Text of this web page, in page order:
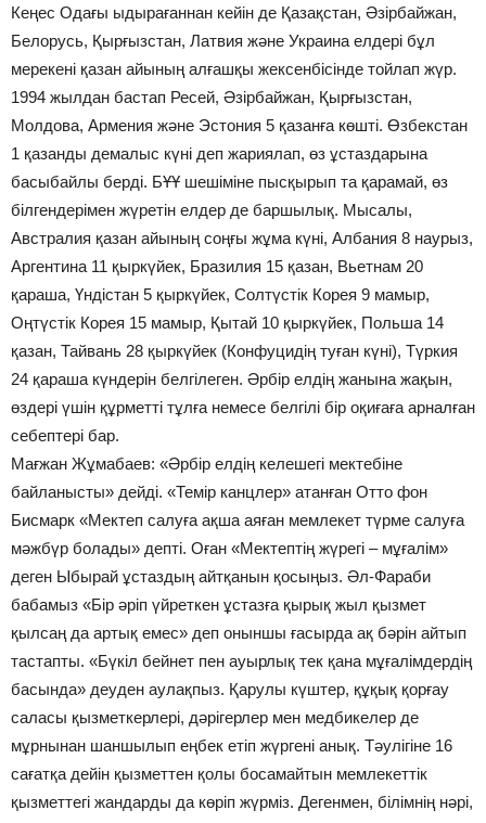
Кеңес Одағы ыдырағаннан кейін де Қазақстан, Әзірбайжан,
Белорусь, Қырғызстан, Латвия және Украина елдері бұл
мерекені қазан айының алғашқы жексенбісінде тойлап жүр.
1994 жылдан бастап Ресей, Әзірбайжан, Қырғызстан,
Молдова, Армения және Эстония 5 қазанға көшті. Өзбекстан
1 қазанды демалыс күні деп жариялап, өз ұстаздарына
басыбайлы берді. БҰҰ шешіміне пысқырып та қарамай, өз
білгендерімен жүретін елдер де баршылық. Мысалы,
Австралия қазан айының соңғы жұма күні, Албания 8 наурыз,
Аргентина 11 қыркүйек, Бразилия 15 қазан, Вьетнам 20
қараша, Үндістан 5 қыркүйек, Солтүстік Корея 9 мамыр,
Оңтүстік Корея 15 мамыр, Қытай 10 қыркүйек, Польша 14
қазан, Тайвань 28 қыркүйек (Конфуцидің туған күні), Түркия
24 қараша күндерін белгілеген. Әрбір елдің жанына жақын,
өздері үшін құрметті тұлға немесе белгілі бір оқиғаға арналған
себептері бар.
Мағжан Жұмабаев: «Әрбір елдің келешегі мектебіне
байланысты» дейді. «Темір канцлер» атанған Отто фон
Бисмарк «Мектеп салуға ақша аяған мемлекет түрме салуға
мәжбүр болады» депті. Оған «Мектептің жүрегі – мұғалім»
деген Ыбырай ұстаздың айтқанын қосыңыз. Әл-Фараби
бабамыз «Бір әріп үйреткен ұстазға қырық жыл қызмет
қылсаң да артық емес» деп оныншы ғасырда ақ бәрін айтып
тастапты. «Бүкіл бейнет пен ауырлық тек қана мұғалімдердің
басында» деуден аулақпыз. Қарулы күштер, құқық қорғау
саласы қызметкерлері, дәрігерлер мен медбикелер де
мұрнынан шаншылып еңбек етіп жүргені анық. Тәулігіне 16
сағатқа дейін қызметтен қолы босамайтын мемлекеттік
қызметтегі жандарды да көріп жүрміз. Дегенмен, білімнің нәрі,